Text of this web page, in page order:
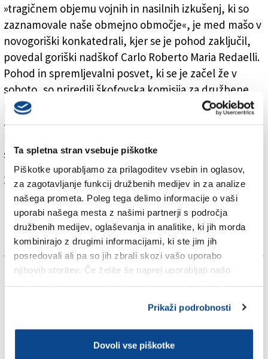
Ta spletna stran vsebuje piškotke
Piškotke uporabljamo za prilagoditev vsebin in oglasov,
za zagotavljanje funkcij družbenih medijev in za analize
našega prometa. Poleg tega delimo informacije o vaši
uporabi našega mesta z našimi partnerji s področja
družbenih medijev, oglaševanja in analitike, ki jih morda
kombinirajo z drugimi informacijami, ki ste jim jih
posredovali ali pa so jih zbrali skozi vašo uporabo
njihovih storitev. Če želite še naprej uporabljati našo
Prikaži podrobnosti
Dovoli vse piškotke
»tragičnem objemu vojnih in nasilnih izkušenj, ki so
zaznamovale naše obmejno območje«, je med mašo v
novogoriški konkatedrali, kjer se je pohod zaključil,
povedal goriški nadškof Carlo Roberto Maria Redaelli.
Pohod in spremljevalni posvet, ki se je začel že v
soboto, so priredili škofovska komisija za družbene
problematike, delo, pravico in mir, goriška nadškofija,
združenje Azione cattolica, Karitas, gibanje Focolari in
sta Občina Gorica in Škofija Koper.
Za branje in pisanje komentarjevje potrebna prijava
TAGS:
ALEKSIJA AMBROSI